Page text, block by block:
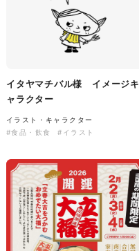
株式会社バスコフーズ様
FRUITFRUIT SNACK パッケ
ージデザイン
パッケージ
#食品・飲食
#パッケージデザイン
#グラフィックデザイン
イタヤマチバル様 イメージキ
ャラクター
イラスト・キャラクター
#食品・飲食
#イラスト